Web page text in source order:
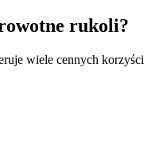
rukoli?
wiele cennych korzyści